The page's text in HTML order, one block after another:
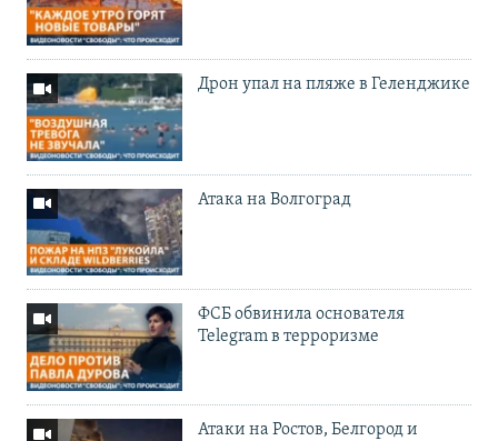
Дрон упал на пляже в Геленджике
Атака на Волгоград
ФСБ обвинила основателя
Telegram в терроризме
Атаки на Ростов, Белгород и